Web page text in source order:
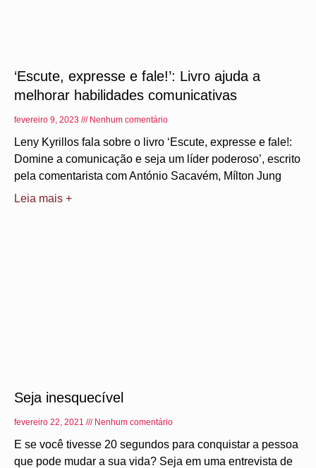
‘Escute, expresse e fale!’: Livro ajuda a
melhorar habilidades comunicativas
fevereiro 9, 2023 Nenhum comentário
Leny Kyrillos fala sobre o livro ‘Escute, expresse e fale!:
Domine a comunicação e seja um líder poderoso’, escrito
pela comentarista com António Sacavém, Mílton Jung
Leia mais +
Seja inesquecível
fevereiro 22, 2021 Nenhum comentário
E se você tivesse 20 segundos para conquistar a pessoa
que pode mudar a sua vida? Seja em uma entrevista de